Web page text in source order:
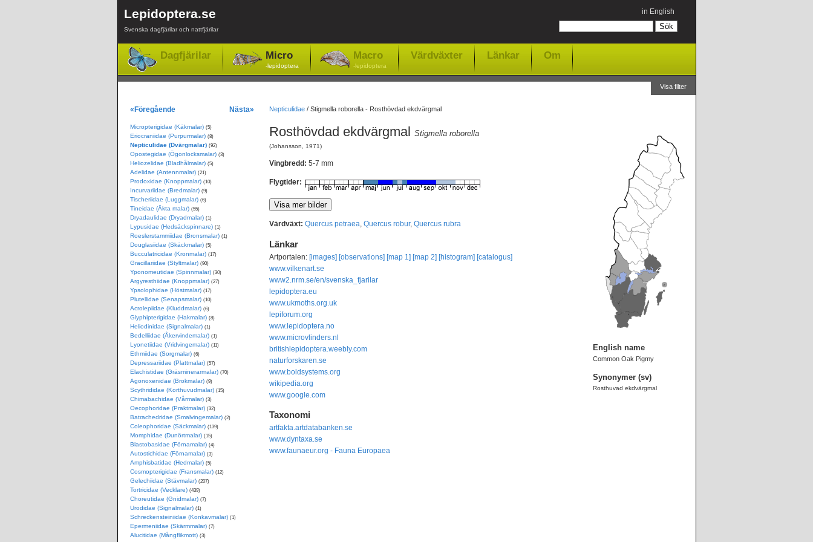
Lepidoptera.se
Svenska dagfjärilar och nattfjärilar
in English
Dagfjärilar Micro
-lepidoptera
Macro
-lepidoptera
Värdväxter Länkar Om
Visa filter
Nepticulidae/ Stigmella roborella - Rosthövdad ekdvärgmal
Rosthövdad ekdvärgmal Stigmella roborella
(Johansson, 1971)
Vingbredd: 5-7 mm
Flygtider:
Värdväxt: Quercus petraea, Quercus robur, Quercus rubra
Länkar
Artportalen: [images] [observations] [map 1] [map 2] [histogram] [catalogus]
www.vilkenart.se
www2.nrm.se/en/svenska_fjarilar
lepidoptera.eu
www.ukmoths.org.uk
lepiforum.org
www.lepidoptera.no
www.microvlinders.nl
britishlepidoptera.weebly.com
naturforskaren.se
www.boldsystems.org
wikipedia.org
www.google.com
Taxonomi
artfakta.artdatabanken.se
www.dyntaxa.se
www.faunaeur.org - Fauna Europaea
English name
Common Oak Pigmy
Synonymer (sv)
Rosthuvad ekdvärgmal
«Föregående Nästa»
Micropterigidae (Käkmalar) (5)
Eriocraniidae (Purpurmalar) (8)
Nepticulidae (Dvärgmalar) (92)
Opostegidae (Ögonlocksmalar) (3)
Heliozelidae (Bladhålmalar) (5)
Adelidae (Antennmalar) (21)
Prodoxidae (Knoppmalar) (10)
Incurvariidae (Bredmalar) (9)
Tischeriidae (Luggmalar) (6)
Tineidae (Äkta malar) (55)
Dryadaulidae (Dryadmalar) (1)
Lypusidae (Hedsäckspinnare) (1)
Roeslerstammiidae (Bronsmalar) (1)
Douglasiidae (Skäckmalar) (5)
Bucculatricidae (Kronmalar) (17)
Gracillariidae (Styltmalar) (90)
Yponomeutidae (Spinnmalar) (30)
Argyresthiidae (Knoppmalar) (27)
Ypsolophidae (Höstmalar) (17)
Plutellidae (Senapsmalar) (10)
Acrolepiidae (Kluddmalar) (6)
Glyphipterigidae (Hakmalar) (8)
Heliodinidae (Signalmalar) (1)
Bedelliidae (Åkervindemalar) (1)
Lyonetiidae (Vridvingemalar) (11)
Ethmiidae (Sorgmalar) (6)
Depressariidae (Plattmalar) (57)
Elachistidae (Gräsminerarmalar) (70)
Agonoxenidae (Brokmalar) (9)
Scythrididae (Korthuvudmalar) (15)
Chimabachidae (Vårmalar) (3)
Oecophoridae (Praktmalar) (32)
Batrachedridae (Smalvingemalar) (2)
Coleophoridae (Säckmalar) (139)
Momphidae (Dunörtmalar) (15)
Blastobasidae (Förnamalar) (4)
Autostichidae (Förnamalar) (3)
Amphisbatidae (Hedmalar) (5)
Cosmopterigidae (Fransmalar) (12)
Gelechiidae (Stävmalar) (207)
Tortricidae (Vecklare) (439)
Choreutidae (Gnidmalar) (7)
Urodidae (Signalmalar) (1)
Schreckensteiniidae (Konkavmalar) (1)
Epermeniidae (Skärmmalar) (7)
Alucitidae (Mångflikmott) (3)